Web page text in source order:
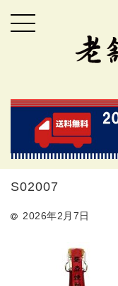
S02007
2026年2月7日